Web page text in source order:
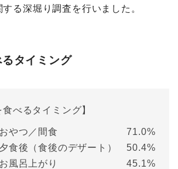
る深堀り調査を行いました。
タイミング
食べるタイミング】
おやつ／間食 71.0%
食後（食後のデザート） 50.4%
お風呂上がり 45.1%